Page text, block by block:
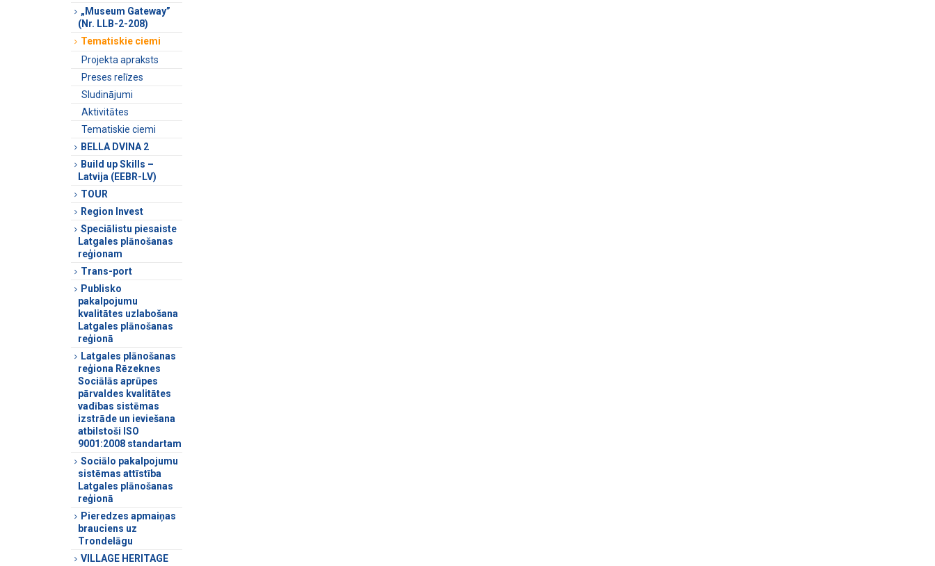
„Museum Gateway”
(Nr. LLB-2-208)
Tematiskie ciemi
Projekta apraksts
Preses relīzes
Sludinājumi
Aktivitātes
Tematiskie ciemi
BELLA DVINA 2
Build up Skills –
Latvija (EEBR-LV)
TOUR
Region Invest
Speciālistu piesaiste
Latgales plānošanas
reģionam
Trans-port
Publisko
pakalpojumu
kvalitātes uzlabošana
Latgales plānošanas
reģionā
Latgales plānošanas
reģiona Rēzeknes
Sociālās aprūpes
pārvaldes kvalitātes
vadības sistēmas
izstrāde un ieviešana
atbilstoši ISO
9001:2008 standartam
Sociālo pakalpojumu
sistēmas attīstība
Latgales plānošanas
reģionā
Pieredzes apmaiņas
brauciens uz
Trondelāgu
VILLAGE HERITAGE